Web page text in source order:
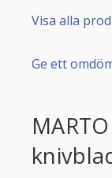
Visa alla
Ge ett